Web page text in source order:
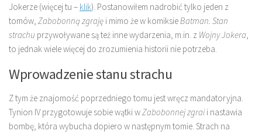
Jokerze (więcej tu – klik). Postanowiłem nadrobić tylko jeden z
tomów, Zabobonną zgraję i mimo że w komiksieBatman. Stan
strachu przywoływane są też inne wydarzenia, m.in. z Wojny Jokera,
to jednak wiele więcej do zrozumienia historii nie potrzeba.
Wprowadzenie stanu strachu
Z tym że znajomość poprzedniego tomu jest wręcz mandatoryjna.
Tynion IV przygotowuje sobie wątki wZabobonnej zgraii nastawia
bombę, która wybucha dopiero w następnym tomie. Strach na